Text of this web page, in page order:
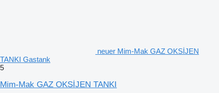
neuer Mim-Mak GAZ OKSİJEN
TANKI Gastank
5
Mim-Mak GAZ OKSİJEN TANKI